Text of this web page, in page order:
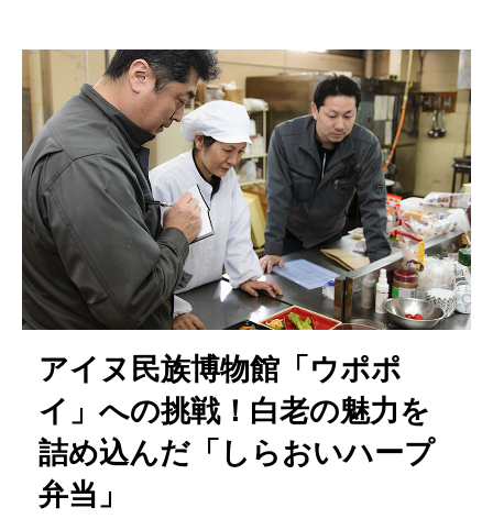
アイヌ民族博物館「ウポポ
イ」への挑戦！白老の魅力を
詰め込んだ「しらおいハープ
弁当」